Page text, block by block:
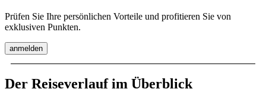
Prüfen Sie Ihre persönlichen Vorteile und profitieren Sie von
exklusiven Punkten.
anmelden
Der Reiseverlauf im Überblick